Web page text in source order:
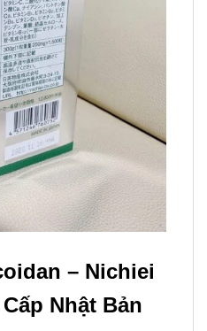
– Nichiei
Nhật Bản